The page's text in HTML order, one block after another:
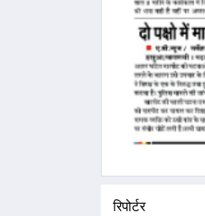
रिपोर्टर